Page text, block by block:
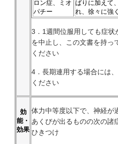
ロン症、ミオ
パチー
ばりに加えて
れ、徐々に強
3．1週間位服用しても症状
を中止し、この文書を持っ
ください
4．長期連用する場合には
ください
効
能・
効果
体力中等度以下で、神経が
あくびが出るものの次の諸
ひきつけ